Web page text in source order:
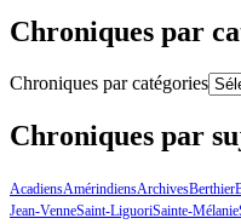
Chroniques par
Chroniques par catégories
Chroniques par
AcadiensAmérindiensArchivesBerthier
Jean-VenneSaint-LiguoriSainte-Mélanie